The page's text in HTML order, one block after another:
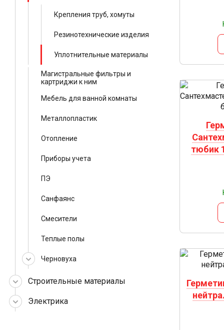
Крепления труб, хомуты
Резинотехнические изделия
Уплотнительные материалы
Магистральные фильтры и
картриджи к ним
Мебель для ванной комнаты
Металлопластик
Отопление
Приборы учета
ПЭ
Санфаянс
Смесители
Теплые полы
Черновуха
Строительные материалы
Электрика
тюбик